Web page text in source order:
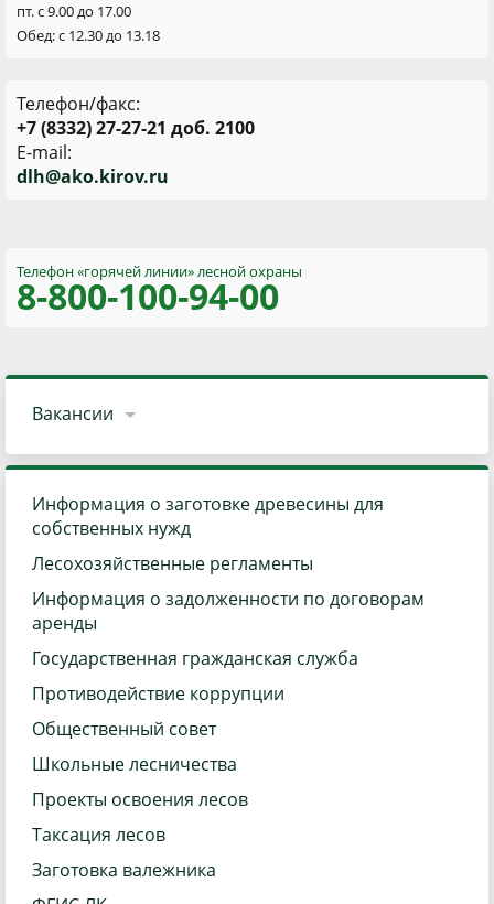
пт. с 9.00 до 17.00
Обед: с 12.30 до 13.18
Телефон/факс:
+7 (8332) 27-27-21 доб. 2100
E-mail:
dlh@ako.kirov.ru
Телефон «горячей линии»лесной охраны
8-800-100-94-00
Вакансии
Информация о заготовке древесины для
собственных нужд
Лесохозяйственные регламенты
Информация о задолженности по договорам
аренды
Государственная гражданская служба
Противодействие коррупции
Общественный совет
Школьные лесничества
Проекты освоения лесов
Таксация лесов
Заготовка валежника